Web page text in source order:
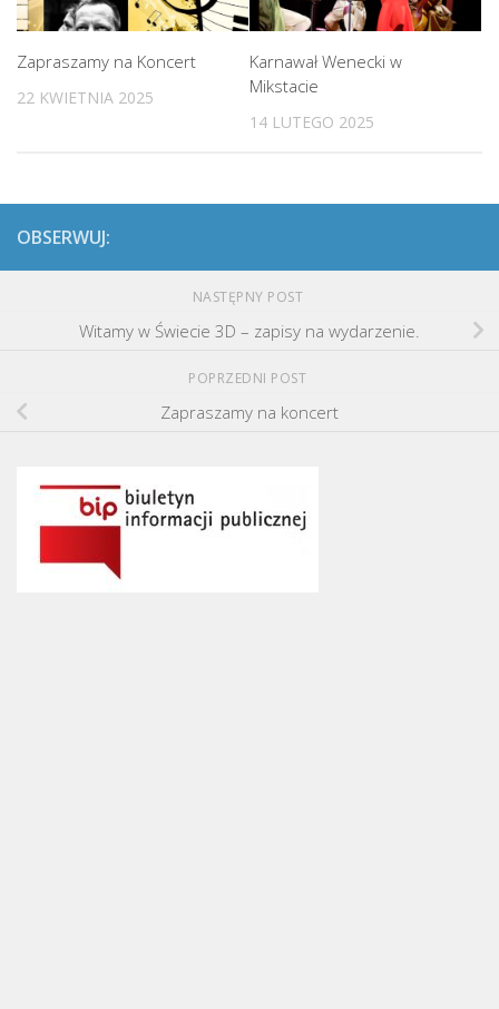
Zapraszamy na Koncert
22 KWIETNIA 2025
Karnawał Wenecki w
Mikstacie
14 LUTEGO 2025
OBSERWUJ:
NASTĘPNY POST
Witamy w Świecie 3D – zapisy na wydarzenie.
POPRZEDNI POST
Zapraszamy na koncert